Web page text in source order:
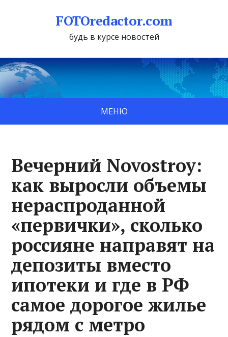
FOTOredactor.com
будь в курсе новостей
МЕНЮ
Вечерний Novostroy:
как выросли объемы
нераспроданной
«первички», сколько
россияне направят на
депозиты вместо
ипотеки и где в РФ
самое дорогое жилье
рядом с метро